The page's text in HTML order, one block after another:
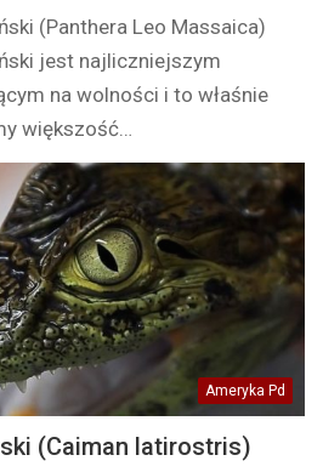
(Panthera Leo Massaica)
jest najliczniejszym
na wolności i to właśnie
większość…
Ameryka Pd
(Caiman latirostris)